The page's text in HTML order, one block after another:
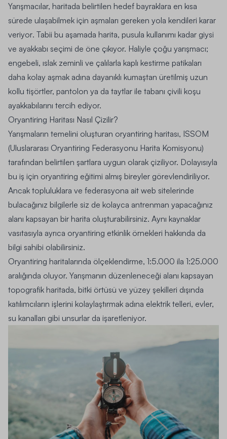
Yarışmacılar, haritada belirtilen hedef bayraklara en kısa
sürede ulaşabilmek için aşmaları gereken yola kendileri karar
veriyor. Tabii bu aşamada harita, pusula kullanımı kadar giysi
ve ayakkabı seçimi de öne çıkıyor. Haliyle çoğu yarışmacı;
engebeli, ıslak zeminli ve çalılarla kaplı kestirme patikaları
daha kolay aşmak adına dayanıklı kumaştan üretilmiş uzun
kollu tişörtler, pantolon ya da taytlar ile tabanı çivili koşu
ayakkabılarını tercih ediyor.
Oryantiring Haritası Nasıl Çizilir?
Yarışmaların temelini oluşturan oryantiring haritası, ISSOM
(Uluslararası Oryantiring Federasyonu Harita Komisyonu)
tarafından belirtilen şartlara uygun olarak çiziliyor. Dolayısıyla
bu iş için oryantiring eğitimi almış bireyler görevlendiriliyor.
Ancak topluluklara ve federasyona ait web sitelerinde
bulacağınız bilgilerle siz de kolayca antrenman yapacağınız
alanı kapsayan bir harita oluşturabilirsiniz. Aynı kaynaklar
vasıtasıyla ayrıca oryantiring etkinlik örnekleri hakkında da
bilgi sahibi olabilirsiniz.
Oryantiring haritalarında ölçeklendirme, 1:5.000 ila 1:25.000
aralığında oluyor. Yarışmanın düzenleneceği alanı kapsayan
topografik haritada, bitki örtüsü ve yüzey şekilleri dışında
katılımcıların işlerini kolaylaştırmak adına elektrik telleri, evler,
su kanalları gibi unsurlar da işaretleniyor.